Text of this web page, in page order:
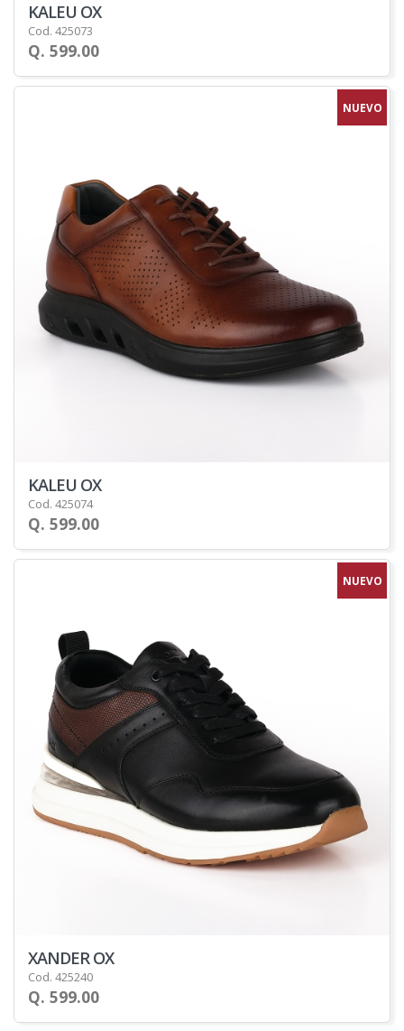
KALEU OX
Cod. 425073
Q. 599.00
NUEVO
KALEU OX
Cod. 425074
Q. 599.00
NUEVO
XANDER OX
Cod. 425240
Q. 599.00